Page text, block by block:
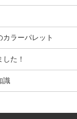
ラーパレット
た！
識